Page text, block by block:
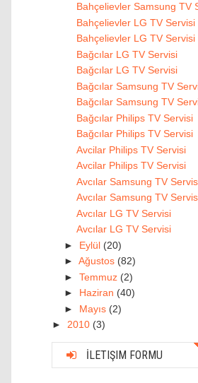
Bahçelievler Samsung TV
Bahçelievler LG TV Servisi
Bahçelievler LG TV Servisi
Bağcılar LG TV Servisi
Bağcılar LG TV Servisi
Bağcılar Samsung TV
Bağcılar Samsung TV
Bağcılar Philips TV Servisi
Bağcılar Philips TV Servisi
Avcilar Philips TV Servisi
Avcilar Philips TV Servisi
Avcılar Samsung TV
Avcılar Samsung TV
Avcılar LG TV Servisi
Avcılar LG TV Servisi
► Eylül (20)
► Ağustos (82)
► Temmuz (2)
► Haziran (40)
► Mayıs (2)
► 2010 (3)
İLETIŞIM FORMU